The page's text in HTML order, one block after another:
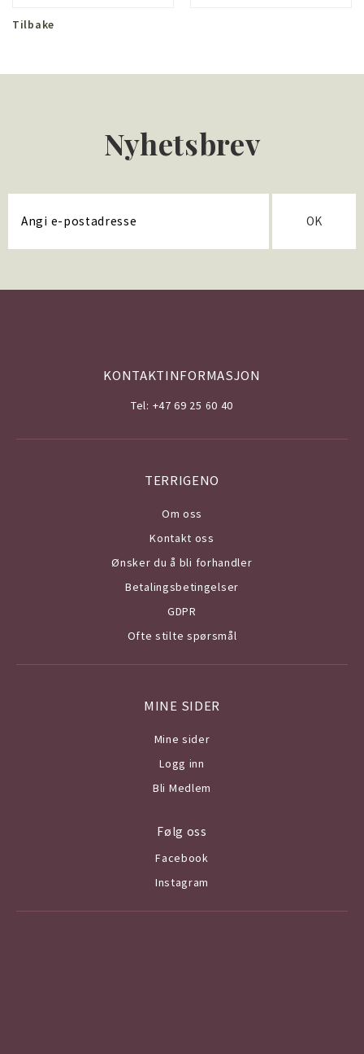
Tilbake
Nyhetsbrev
OK
KONTAKTINFORMASJON
Tel: +47 69 25 60 40
TERRIGENO
Om oss
Kontakt oss
Ønsker du å bli forhandler
Betalingsbetingelser
GDPR
Ofte stilte spørsmål
MINE SIDER
Mine sider
Logg inn
Bli Medlem
Følg oss
Facebook
Instagram